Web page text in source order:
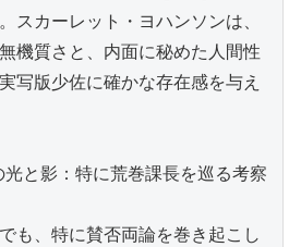
スカーレット・ヨハンソンは、
機質さと、内面に秘めた人間性
写版少佐に確かな存在感を与え
影：特に荒巻課長を巡る考察
も、特に賛否両論を巻き起こし